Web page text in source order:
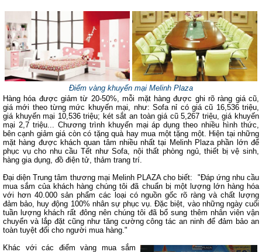
Điểm vàng khuyến mại Melinh Plaza
Hàng hóa được giảm từ 20-50%, mỗi mặt hàng được ghi rõ ràng giá cũ,
giá mới theo từng mức khuyến mại, như: Sofa nỉ có giá cũ 16,536 triệu,
giá khuyến mại 10,536 triệu; két sắt an toàn giá cũ 5,267 triệu, giá khuyến
mại 2,7 triệu... Chương trình khuyến mại áp dụng theo nhiều hình thức,
bên cạnh giảm giá còn có tặng quà hay mua một tặng một. Hiện tại những
mặt hàng được khách quan tâm nhiều nhất tại Melinh Plaza phần lớn để
phục vụ cho nhu cầu Tết như Sofa, nội thất phòng ngủ, thiết bị vệ sinh,
hàng gia dụng, đồ điện tử, thảm trang trí.
Đại diện Trung tâm thương mại Melinh PLAZA cho biết: "Đáp ứng nhu cầu
mua sắm của khách hàng chúng tôi đã chuẩn bị một lượng lớn hàng hóa
với hơn 40.000 sản phẩm các loại có nguồn gốc rõ ràng và chất lượng
đảm bảo, huy động 100% nhân sự phục vụ. Đặc biệt, vào những ngày cuối
tuần lượng khách rất đông nên chúng tôi đã bổ sung thêm nhân viên vận
chuyển và lắp đặt cũng như tăng cường công tác an ninh để đảm bảo an
toàn tuyệt đối cho người mua hàng."
Khác với các điểm vàng mua sắm